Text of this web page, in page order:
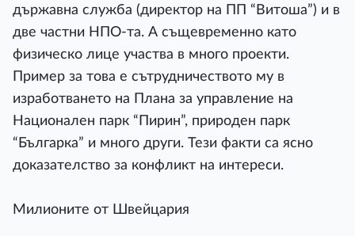
държавна служба (директор на ПП “Витоша”) и в
две частни НПО-та. А същевременно като
физическо лице участва в много проекти.
Пример за това е сътрудничеството му в
изработването на Плана за управление на
Национален парк “Пирин”, природен парк
“Българка” и много други. Тези факти са ясно
доказателство за конфликт на интереси.
Милионите от Швейцария